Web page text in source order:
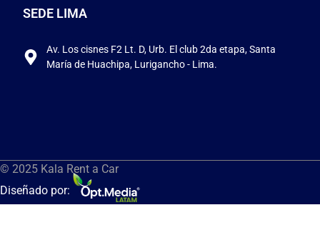
SEDE LIMA
Av. Los cisnes F2 Lt. D, Urb. El club 2da etapa, Santa
María de Huachipa, Lurigancho - Lima.
© 2025 Kala Rent a Car
Diseñado por: